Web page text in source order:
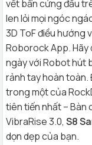
vết bẩn cứng đầu
len lỏi mọi ngóc
3D ToF điều hướng
Roborock App. Hãy
ngày với Robot hút
rảnh tay hoàn
trong một của
tiên tiến nhất – Bàn
VibraRise 3.0, S8
dọn dẹp của bạn.